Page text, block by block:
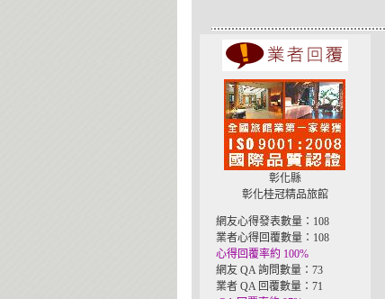
彰化縣
彰化桂冠精品旅館
網友心得發表數量：108
業者心得回覆數量：108
心得回覆率約 100%
網友 QA 詢問數量：73
業者 QA 回覆數量：71